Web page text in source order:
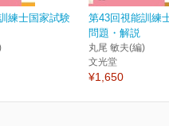
練士国家試験
第43回視能訓練
問題・解説
丸尾 敏夫(編)
文光堂
¥1,650